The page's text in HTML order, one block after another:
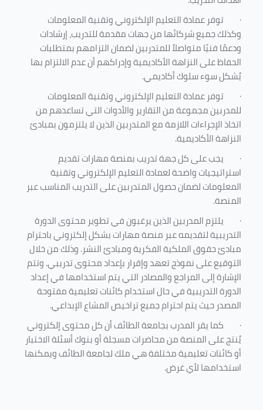
· توفر عمادة التعليم الإلكتروني وتقنية المعلومات
وكذلك جميع شركائها من جهات مقدمة للتدريب، إرشادات
ودعمًا فنيًا متواصلاً للمتدربين لضمان التزامهم بمتطلبات
الحفاظ على النزاهة الأكاديمية وإدراكهم أن عدم الالتزام بها
يُشكل سوء سلوك أكاديمي.
· توفر عمادة التعليم الإلكتروني وتقنية المعلومات
للمدربين مجموعة من التقارير والأدوات التي تساعدهم من
اتخاذ الإجراءات اللازمة مع المتدربين الذين لا يلتزمون بمبادئ
النزاهة الأكاديمية.
· يجب على كل جهة تدريب بمنصة مهارات تقديم
استراتيجيات واضحة لعمادة التعليم الإلكتروني وتقنية
المعلومات لضمان حصول المتدربين على التدريب المناسب عبر
المنصة.
· يلتزم المدربين الذين يرغبون في تطوير محتوى الدورة
التدريبية لتقديمه عبر منصة مهارات بشكل إلكتروني باحترام
مبادئ حقوق الملكية الفكرية ومبادئ النشر. وذلك من خلال
التوقيع على نموذج تعهد وإقرار بإعداد محتوى تدريبي. وتتم
الإشارة إلى المراجع والمصادر التي يتم استخدامها في إعداد
الدورة التدريبية في حال استخدام كائنات تعليمية مفتوحة
المصدر حيث يتم احترام جميع تراخيص المشاع الإبداعي.
· كما يقر المدرب بجامعة الطائف أن كل محتوى إلكتروني
يُنتج على المنصة من محاضرات مسجلة أو بنوك أسئلة الاختبار
أو كائنات تعليمية مختلفة هي ملك لجامعة الطائف ويمكنها
استخدامها لأي غرض.